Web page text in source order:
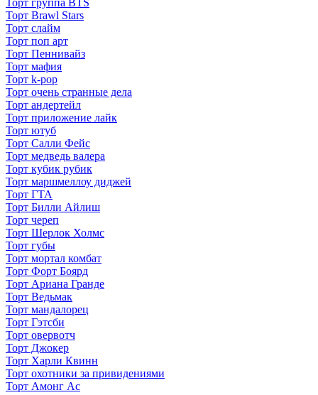
Торт группа BTS
Торт Brawl Stars
Торт слайм
Торт поп арт
Торт Пеннивайз
Торт мафия
Торт k-pop
Торт очень странные дела
Торт андертейл
Торт приложение лайк
Торт ютуб
Торт Салли Фейс
Торт медведь валера
Торт кубик рубик
Торт маршмеллоу диджей
Торт ГТА
Торт Билли Айлиш
Торт череп
Торт Шерлок Холмс
Торт губы
Торт мортал комбат
Торт Форт Боярд
Торт Ариана Гранде
Торт Ведьмак
Торт мандалорец
Торт Гэтсби
Торт овервотч
Торт Джокер
Торт Харли Квинн
Торт охотники за привидениями
Торт Амонг Ас